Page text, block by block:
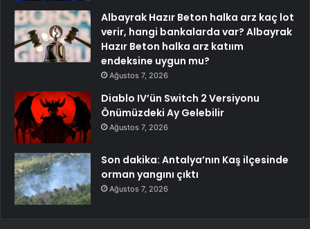
Albayrak Hazır Beton halka arz kaç lot
verir, hangi bankalarda var? Albayrak
Hazır Beton halka arz katıım
endeksine uygun mu?
Ağustos 7, 2026
Diablo IV’ün Switch 2 Versiyonu
Önümüzdeki Ay Gelebilir
Ağustos 7, 2026
Son dakika: Antalya’nın Kaş ilçesinde
orman yangını çıktı
Ağustos 7, 2026